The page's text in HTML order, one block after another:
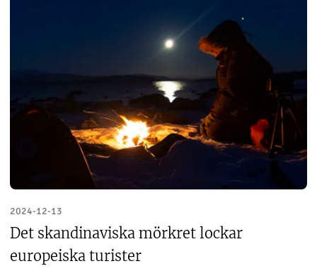
2024-12-13
Det skandinaviska mörkret lockar
europeiska turister